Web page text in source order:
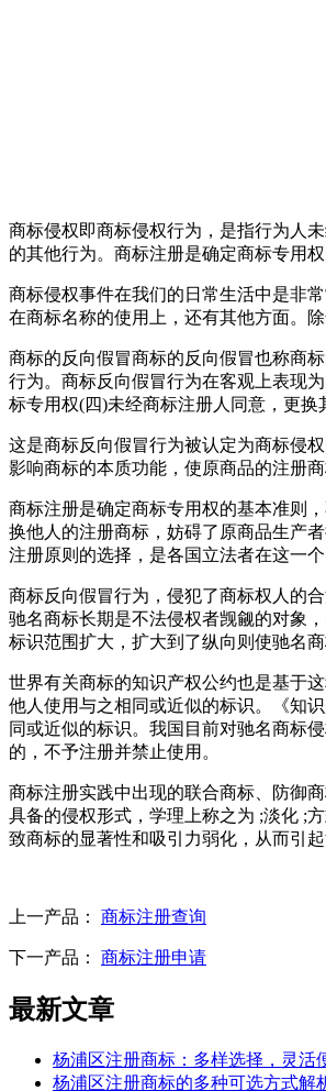
商标侵权即商标侵权行为，是指行为人
的其他行为。商标注册是确定商标专用
商标侵权事件在我们的日常生活中是非
在商标名称的使用上，还有其他方面。
商标的反向假冒商标的反向假冒也称商
行为。商标反向假冒行为在客观上表现
标专用权(四)未经商标注册人同意，更换
这是商标反向假冒行为被认定为商标侵
影响商标的本质功能，使原商品的注册
商标注册是确定商标专用权的基本准则
换他人的注册商标，妨碍了原商品生产
注册原则的选择，是各国立法者在这一
商标反向假冒行为，侵犯了商标权人的
驰名商标长期是不法侵权者觊觎的对象
标识范围扩大，扩大到了纵向则使驰名
世界有关商标的知识产权公约也是基于
他人使用与之相同或近似的标识。《知
同或近似的标识。我国目前对驰名商标
的，不予注册并禁止使用。
商标注册实践中出现的联合商标、防御
具备的侵权形式，学理上称之为 ;淡化 ;
致商标的显著性和吸引力弱化，从而引起
上一产品： 商标注册查询
下一产品： 商标注册申请
最新文章
杨浦区注册商标：多样选择，灵活
杨浦区注册商标的多种可选方式解